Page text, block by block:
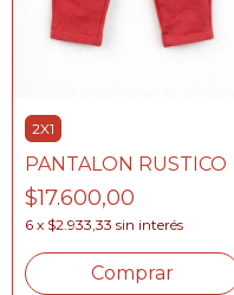
2X1
PANTALON RUSTICO
$17.600,00
6 x $2.933,33 sin interés
Comprar